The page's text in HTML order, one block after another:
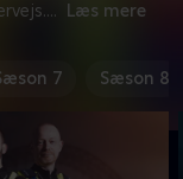
... Læs mere
7 Sæson 8